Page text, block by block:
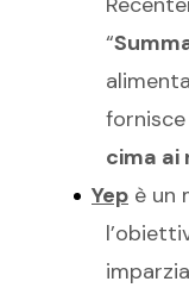
“
fornisce
cima
Yep è un